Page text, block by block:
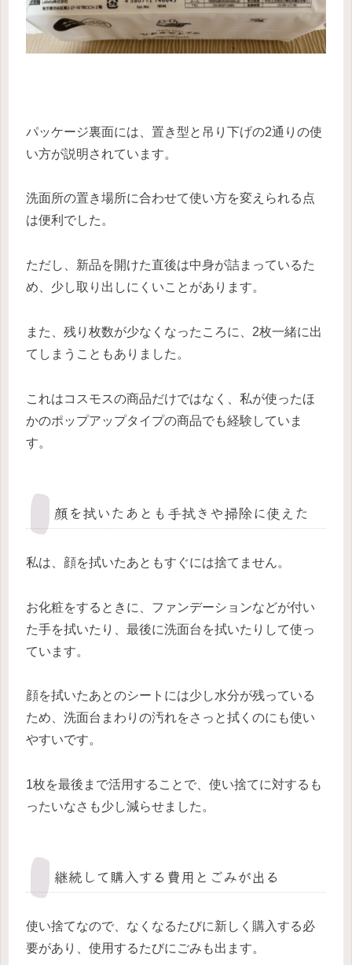
パッケージ裏面には、置き型と吊り下げの2通りの使
い方が説明されています。
洗面所の置き場所に合わせて使い方を変えられる点
は便利でした。
ただし、新品を開けた直後は中身が詰まっているた
め、少し取り出しにくいことがあります。
また、残り枚数が少なくなったころに、2枚一緒に出
てしまうこともありました。
これはコスモスの商品だけではなく、私が使ったほ
かのポップアップタイプの商品でも経験していま
す。
顔を拭いたあとも手拭きや掃除に使えた
私は、顔を拭いたあともすぐには捨てません。
お化粧をするときに、ファンデーションなどが付い
た手を拭いたり、最後に洗面台を拭いたりして使っ
ています。
顔を拭いたあとのシートには少し水分が残っている
ため、洗面台まわりの汚れをさっと拭くのにも使い
やすいです。
1枚を最後まで活用することで、使い捨てに対するも
ったいなさも少し減らせました。
継続して購入する費用とごみが出る
使い捨てなので、なくなるたびに新しく購入する必
要があり、使用するたびにごみも出ます。